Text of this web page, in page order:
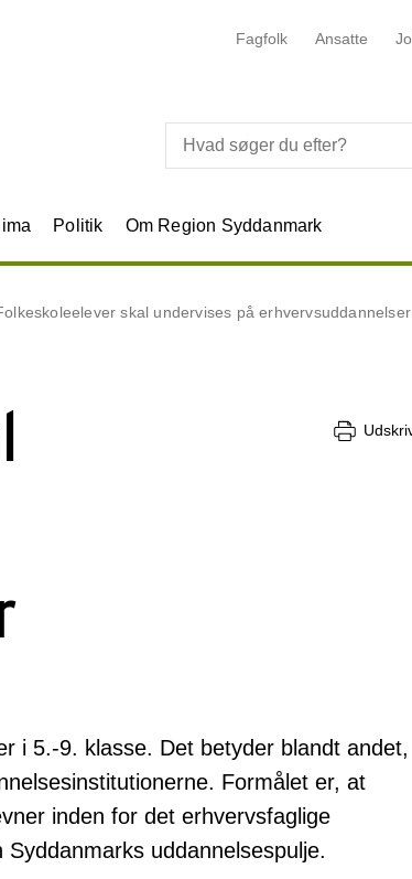
Fagfolk Ansatte
Politik Om Region Syddanmark
skal undervises på erhvervsuddannelser
i 5.-9. klasse. Det betyder blandt andet,
Formålet er, at
inden for det erhvervsfaglige
uddannelsespulje.